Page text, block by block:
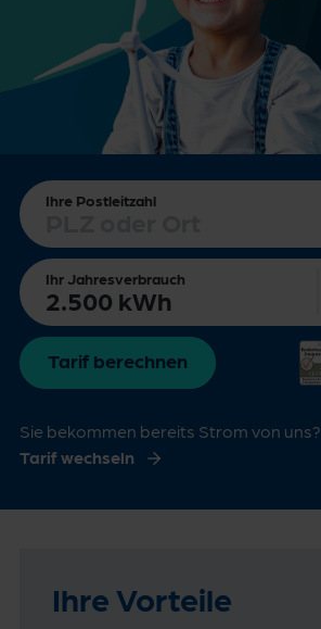
Ihre Postleitzahl
Ihr Jahresverbrauch
Bei Bedarf korrigieren.
Tarif berechnen
Sie bekommen bereits Strom von uns?
Tarif wechseln
Ihre Vorteile